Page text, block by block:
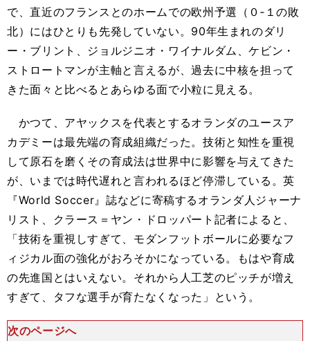
で、直近のフランスとのホームでの欧州予選（０‐１の敗
北）にはひとりも先発していない。90年生まれのダリ
ー・ブリント、ジョルジニオ・ワイナルダム、ケビン・
ストロートマンが主軸と言えるが、過去に中核を担って
きた面々と比べるとあらゆる面で小粒に見える。
かつて、アヤックスを代表とするオランダのユースア
カデミーは最先端の育成組織だった。技術と知性を重視
して原石を磨くその育成法は世界中に影響を与えてきた
が、いまでは時代遅れと言われるほど停滞している。英
『World Soccer』誌などに寄稿するオランダ人ジャーナ
リスト、クラース＝ヤン・ドロッパート記者によると、
「技術を重視しすぎて、モダンフットボールに必要なフ
ィジカル面の強化がおろそかになっている。もはや育成
の先進国とはいえない。それから人工芝のピッチが増え
すぎて、タフな選手が育たなくなった」という。
次のページへ